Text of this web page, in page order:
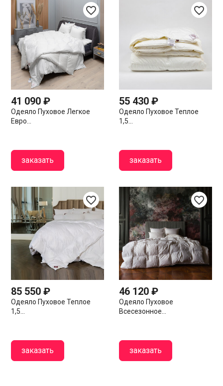
favorite_border
41 090 ₽
Одеяло Пуховое Легкое
Евро...
заказать
favorite_border
55 430 ₽
Одеяло Пуховое Теплое
1,5...
заказать
favorite_border
85 550 ₽
Одеяло Пуховое Теплое
1,5...
заказать
favorite_border
46 120 ₽
Одеяло Пуховое
Всесезонное...
заказать